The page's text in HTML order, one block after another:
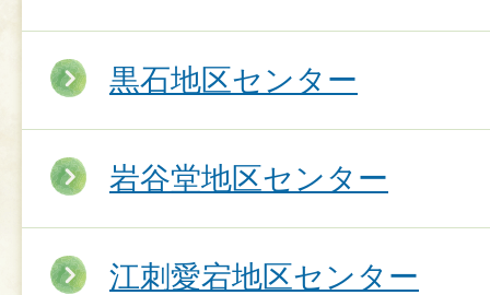
黒石地区センター
岩谷堂地区センター
江刺愛宕地区センター